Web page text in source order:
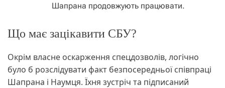
Шапрана продовжують працювати.
Що має зацікавити СБУ?
Окрім власне оскарження спецдозволів, логічно
було б розслідувати факт безпосередньої співпраці
Шапрана і Наумця. Їхня зустріч та підписаний